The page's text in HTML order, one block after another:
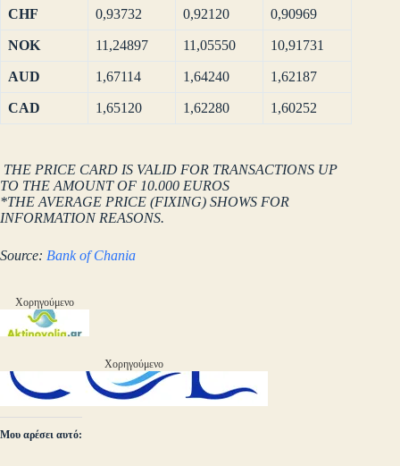
CHF 0,93732 0,92120 0,90969
NOK 11,24897 11,05550 10,91731
AUD 1,67114 1,64240 1,62187
CAD 1,65120 1,62280 1,60252
THE PRICE CARD IS VALID FOR TRANSACTIONS UP
TO THE AMOUNT OF 10.000 EUROS
*THE AVERAGE PRICE (FIXING) SHOWS FOR
INFORMATION REASONS.
Source: Bank of Chania
Χορηγούμενο
Χορηγούμενο
Μου αρέσει αυτό: